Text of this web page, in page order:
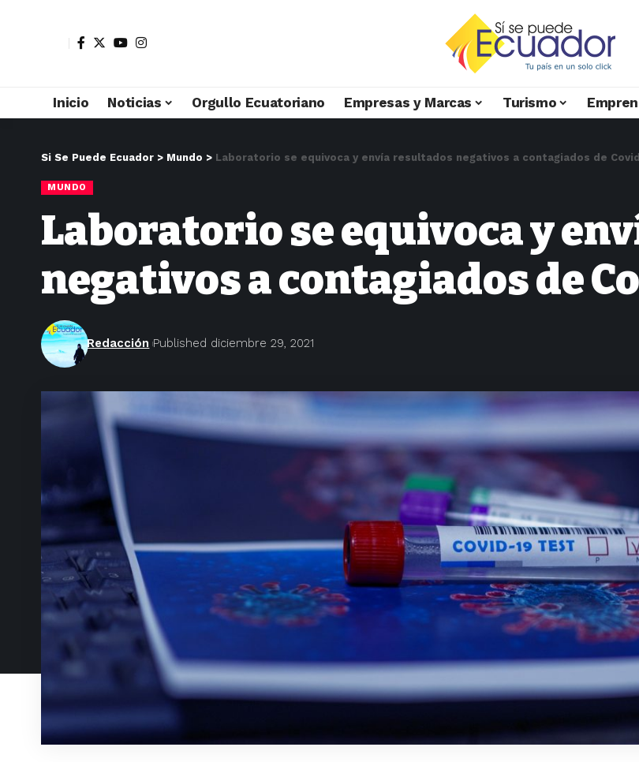
Inicio Noticias Orgullo Ecuatoriano Empresas y Marcas Turismo
Si Se Puede Ecuador > Mundo > Laboratorio se equivoca y envía resultados negativos a contagiados de
MUNDO
Laboratorio se equivoca y
negativos a contagiados de
Redacción Published diciembre 29, 2021